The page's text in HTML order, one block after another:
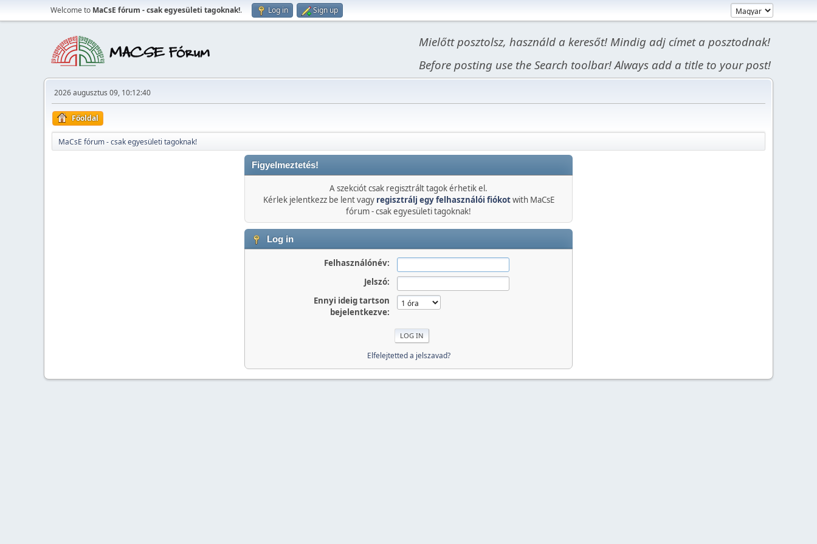
Welcome to MaCsE fórum - csak egyesületi tagoknak!. Log in Sign up
Mielőtt posztolsz, használd a keresőt! Mindig adj címet a posztodnak!
Before posting use the Search toolbar! Always add a title to your post!
2026 augusztus 09, 10:12:40
Főoldal
MaCsE fórum - csak egyesületi tagoknak!
Figyelmeztetés!
A szekciót csak regisztrált tagok érhetik el.
Kérlek jelentkezz be lent vagy regisztrálj egy felhasználói fiókotwith MaCsE
fórum - csak egyesületi tagoknak!
Log in
Felhasználónév:
Jelszó:
Ennyi ideig tartson
bejelentkezve:
Elfelejtetted a jelszavad?